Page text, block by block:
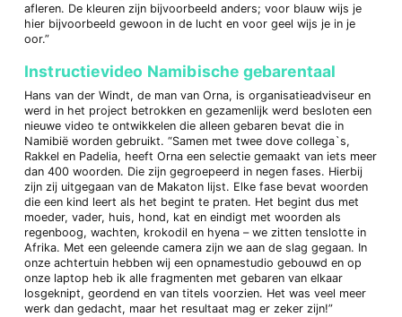
afleren. De kleuren zijn bijvoorbeeld anders; voor blauw wijs je
hier bijvoorbeeld gewoon in de lucht en voor geel wijs je in je
oor.”
Instructievideo Namibische gebarentaal
Hans van der Windt, de man van Orna, is organisatieadviseur en
werd in het project betrokken en gezamenlijk werd besloten een
nieuwe video te ontwikkelen die alleen gebaren bevat die in
Namibië worden gebruikt. “Samen met twee dove collega`s,
Rakkel en Padelia, heeft Orna een selectie gemaakt van iets meer
dan 400 woorden. Die zijn gegroepeerd in negen fases. Hierbij
zijn zij uitgegaan van de Makaton lijst. Elke fase bevat woorden
die een kind leert als het begint te praten. Het begint dus met
moeder, vader, huis, hond, kat en eindigt met woorden als
regenboog, wachten, krokodil en hyena – we zitten tenslotte in
Afrika. Met een geleende camera zijn we aan de slag gegaan. In
onze achtertuin hebben wij een opnamestudio gebouwd en op
onze laptop heb ik alle fragmenten met gebaren van elkaar
losgeknipt, geordend en van titels voorzien. Het was veel meer
werk dan gedacht, maar het resultaat mag er zeker zijn!”